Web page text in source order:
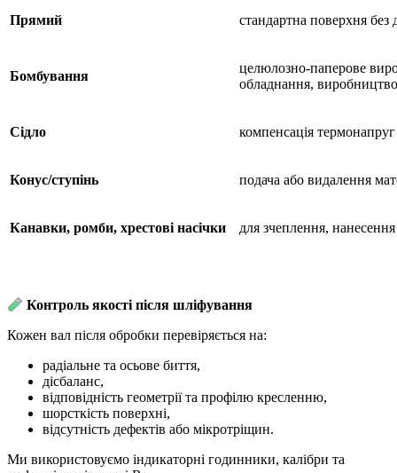
Прямий стандартна поверхня без
Бомбування
целюлозно-паперове
обладнання,
Сідло компенсація
Конус/ступінь подача або видалення
Канавки, ромби, хрестові насічки для зчеплення,
Контроль якості після шліфування
Кожен вал після обробки перевіряється на:
радіальне та осьове биття,
дісбаланс,
відповідність геометрії та профілю кресленню,
шорсткість поверхні,
відсутність дефектів або мікротріщин.
Ми використовуємо індикаторні годинники, калібри та